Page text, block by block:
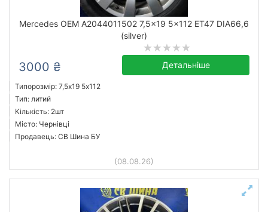
Mercedes OEM A2044011502 7,5x19 5x112 ET47 DIA66,6
(silver)
3000 ₴ Детальніше
Типорозмір: 7,5x19 5х112
Тип: литий
Кількість: 2шт
Місто: Чернівці
Продавець: СВ Шина БУ
(08.08.26)
до
Acura OEM
Aez
BMW OEM
Brock